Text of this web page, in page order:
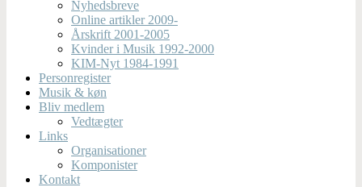
Nyhedsbreve
Online artikler 2009-
Årskrift 2001-2005
Kvinder i Musik 1992-2000
KIM-Nyt 1984-1991
Personregister
Musik & køn
Bliv medlem
Vedtægter
Links
Organisationer
Komponister
Kontakt